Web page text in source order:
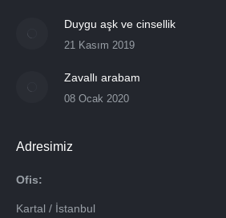
Duygu aşk ve cinsellik
21 Kasım 2019
Zavallı arabam
08 Ocak 2020
Adresimiz
Ofis:
Kartal / İstanbul